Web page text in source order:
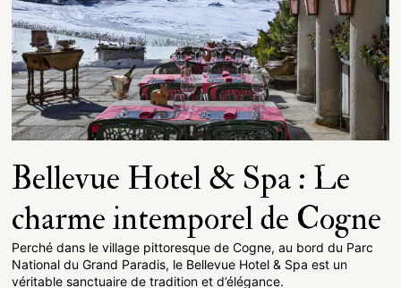
Bellevue Hotel & Spa : Le
charme intemporel de Cogne
Perché dans le village pittoresque de Cogne, au bord du Parc
National du Grand Paradis, le Bellevue Hotel & Spa est un
véritable sanctuaire de tradition et d’élégance.